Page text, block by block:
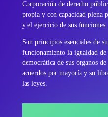
Corporación de derecho
propia y con capacidad plena
y el ejercicio de sus funciones.
Son principios esenciales de
funcionamiento la igualdad
democrática de sus órganos
acuerdos por mayoría y su
las leyes.